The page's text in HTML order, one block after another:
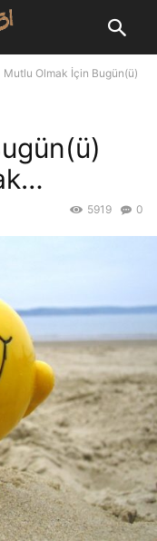
Mutlu Olmak İçin Bugün(ü)
0
5919